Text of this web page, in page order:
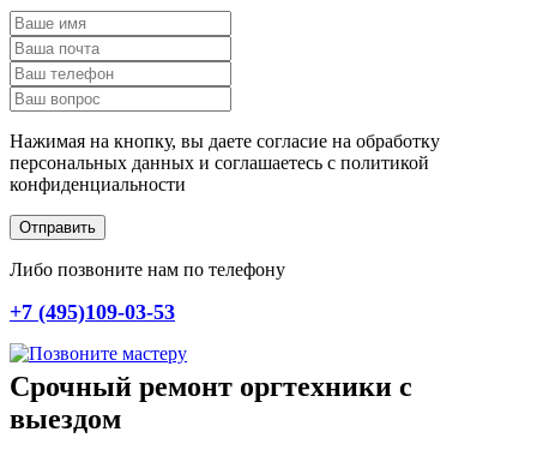
Нажимая на кнопку, вы даете согласие на обработку
персональных данных и соглашаетесь c политикой
конфиденциальности
Отправить
Либо позвоните нам по телефону
+7 (495)109-03-53
Срочный ремонт оргтехники с
выездом